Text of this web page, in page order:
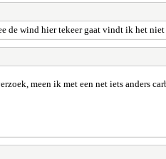
de wind hier tekeer gaat vindt ik het
meen ik met een net iets anders